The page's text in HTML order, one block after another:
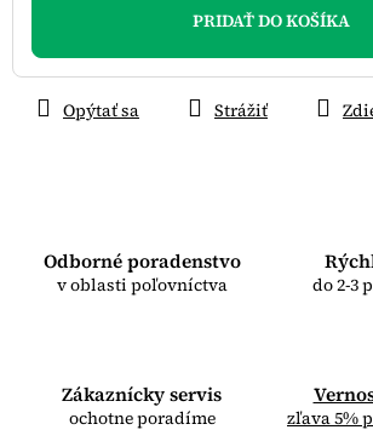
PRIDAŤ DO KOŠÍKA
Odborné poradenstvo
v oblasti poľovníctva do 2-3
Zákaznícky servis
ochotne poradíme zľava 5%
Opýtať sa Strážiť